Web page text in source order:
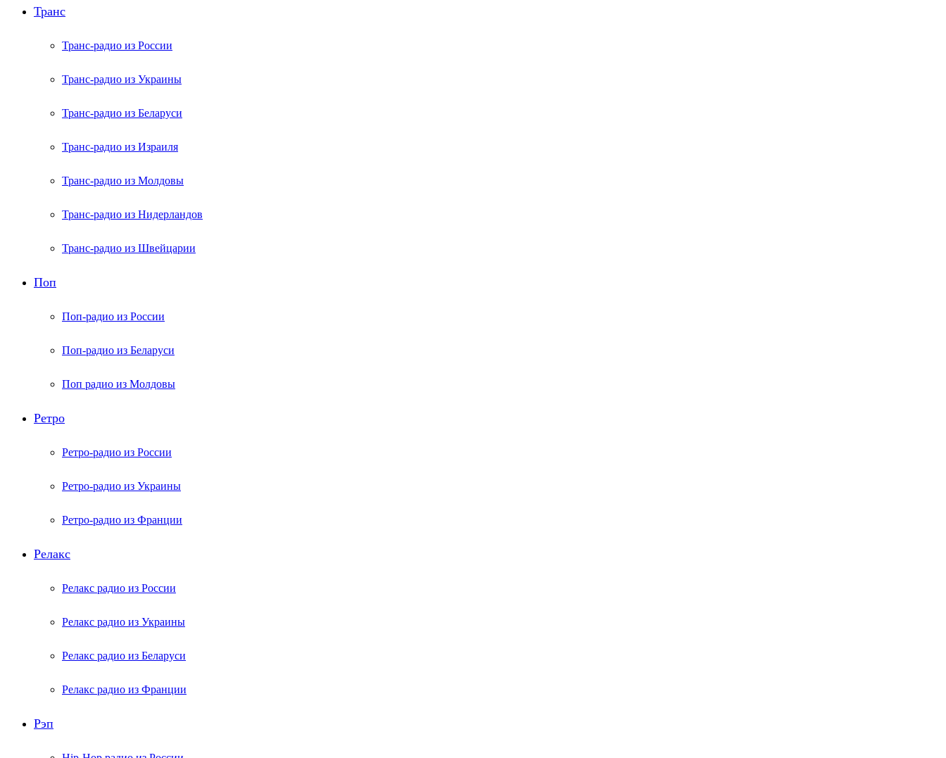
Транс
Транс-радио из России
Транс-радио из Украины
Транс-радио из Беларуси
Транс-радио из Израиля
Транс-радио из Молдовы
Транс-радио из Нидерландов
Транс-радио из Швейцарии
Поп
Поп-радио из России
Поп-радио из Беларуси
Поп радио из Молдовы
Ретро
Ретро-радио из России
Ретро-радио из Украины
Ретро-радио из Франции
Релакс
Релакс радио из России
Релакс радио из Украины
Релакс радио из Беларуси
Релакс радио из Франции
Рэп